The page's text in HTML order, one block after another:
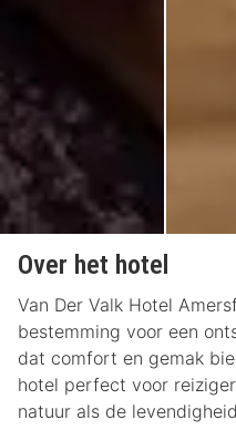
Over het hotel
Van Der Valk Hotel
bestemming voor een
dat comfort en gemak
hotel perfect voor
natuur als de